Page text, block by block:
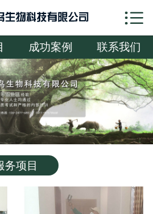
 网站首页
公司简介
服务项目
成功案例
联系我们

成功案例 联系我们
务项目